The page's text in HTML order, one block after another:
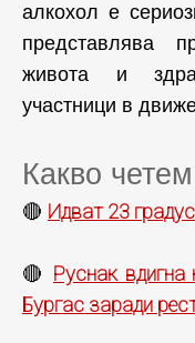
алкохол е
представлява
живота и
участници в
Какво
🔴 Идват 23
🔴 Руснак
Бургас заради